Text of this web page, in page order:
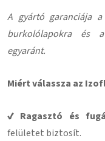
A gyártó garanciája
burkolólapokra és a
egyaránt.
Miért válassza az
✔ Ragasztó és
felületet biztosít.